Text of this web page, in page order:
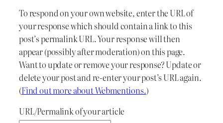
To respond on your own website, enter the URL of
your response which should contain a link to this
post’s permalink URL. Your response will then
appear (possibly after moderation) on this page.
Want to update or remove your response? Update or
delete your post and re-enter your post’s URL again.
(Find out more about Webmentions.)
URL/Permalink of your article